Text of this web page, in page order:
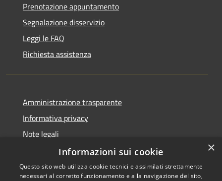
Prenotazione appuntamento
Segnalazione disservizio
Leggi le FAQ
Richiesta assistenza
Amministrazione trasparente
Informativa privacy
Note legali
Dichiarazione di accessibilità
×
Informazioni sui cookie
Questo sito web utilizza cookie tecnici e assimilati strettamente
necessari al corretto funzionamento e alla navigazione del sito,